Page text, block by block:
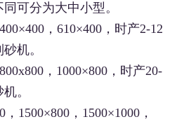
可分为大中小型。
，610×400，时产2-12
机。
，1000×800，时产20-
。
1500×800，1500×1000，